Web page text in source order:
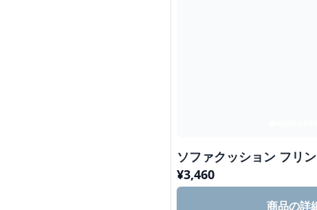
ソファクッション フリ
¥3,460
商品の詳